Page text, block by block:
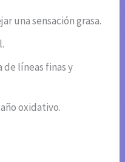
una sensación grasa.
de líneas finas y
oxidativo.